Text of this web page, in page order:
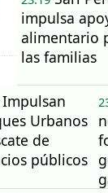
familias
de
impulsa
alimentario
las familias
Impulsan
Urbanos
de
públicos